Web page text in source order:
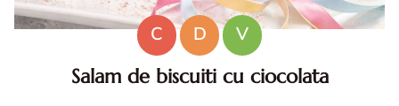
C D
V
Salam de biscuiti cu ciocolata